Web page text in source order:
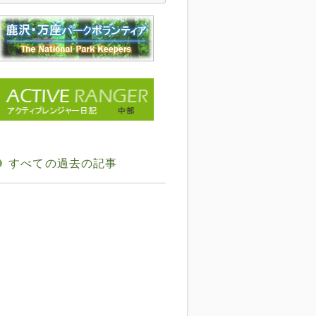
すべての過去の記事